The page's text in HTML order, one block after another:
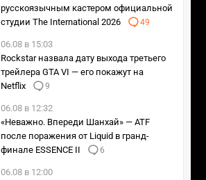
русскоязычным кастером официальной
студии The International 2026
49
06.08 в 15:03
Rockstar назвала дату выхода третьего
трейлера GTA VI — его покажут на
Netflix
9
06.08 в 12:32
«Неважно. Впереди Шанхай» — ATF
после поражения от Liquid в гранд-
финале ESSENCE II
6
06.08 в 12:00